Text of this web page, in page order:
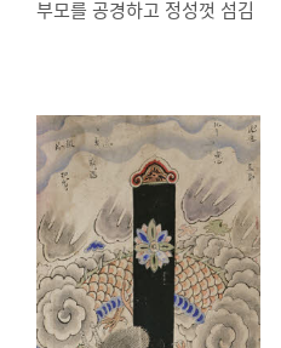
부모를 공경하고 정성껏 섬김